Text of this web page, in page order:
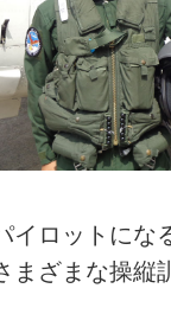
イロットにな
まざまな操縦